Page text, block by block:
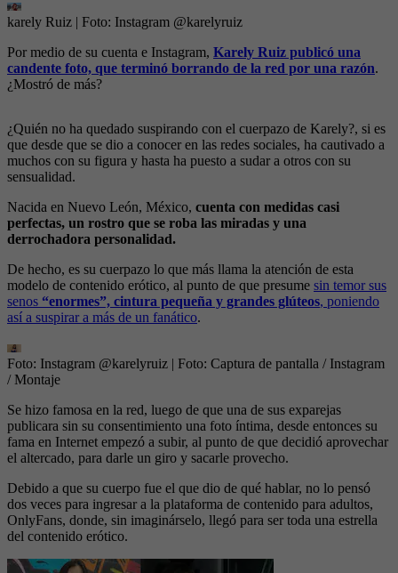
karely Ruiz | Foto: Instagram @karelyruiz
Por medio de su cuenta e Instagram, Karely Ruiz publicó una
candente foto, que terminó borrando de la red por una razón.
¿Mostró de más?
¿Quién no ha quedado suspirando con el cuerpazo de Karely?, si es
que desde que se dio a conocer en las redes sociales, ha cautivado a
muchos con su figura y hasta ha puesto a sudar a otros con su
sensualidad.
Nacida en Nuevo León, México, cuenta con medidas casi
perfectas, un rostro que se roba las miradas y una
derrochadora personalidad.
De hecho, es su cuerpazo lo que más llama la atención de esta
modelo de contenido erótico, al punto de que presume sin temor sus
senos “enormes”, cintura pequeña y grandes glúteos, poniendo
así a suspirar a más de un fanático.
Foto: Instagram @karelyruiz | Foto: Captura de pantalla / Instagram
/ Montaje
Se hizo famosa en la red, luego de que una de sus exparejas
publicara sin su consentimiento una foto íntima, desde entonces su
fama en Internet empezó a subir, al punto de que decidió aprovechar
el altercado, para darle un giro y sacarle provecho.
Debido a que su cuerpo fue el que dio de qué hablar, no lo pensó
dos veces para ingresar a la plataforma de contenido para adultos,
OnlyFans, donde, sin imaginárselo, llegó para ser toda una estrella
del contenido erótico.